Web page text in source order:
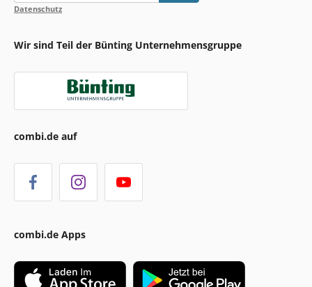
Datenschutz
Wir sind Teil der Bünting Unternehmensgruppe
combi.de auf
combi.de Apps